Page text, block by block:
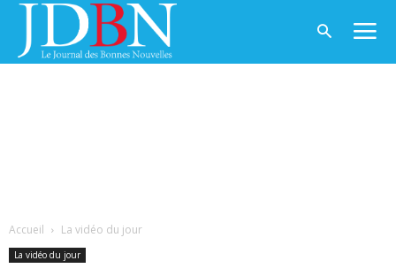
Accueil La vidéo du jour
La vidéo du jour